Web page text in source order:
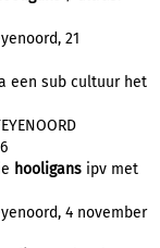
21
een sub cultuur het
hooligans ipv met
4 november